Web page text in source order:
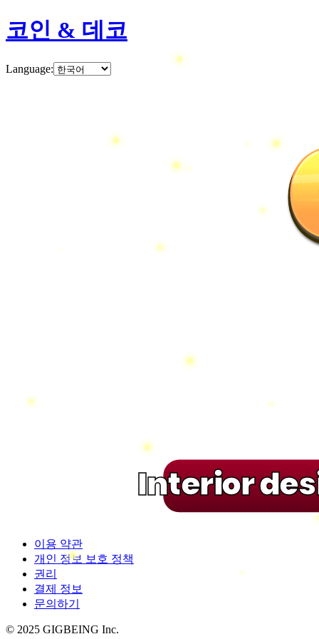
코인 & 데코
Language:
Interior
이용 약관
개인 정보 보호 정책
권리
결제 정보
문의하기
© 2025 GIGBEING Inc.